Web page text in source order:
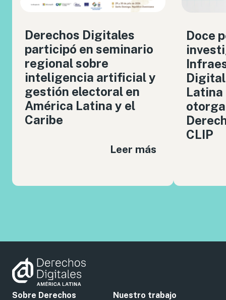
Derechos Digitales
participó en seminario
regional sobre
inteligencia artificial y
gestión electoral en
América Latina y el
Caribe
Leer más
Doce
Latina
CLIP
Sobre Derechos
Nuestro trabajo